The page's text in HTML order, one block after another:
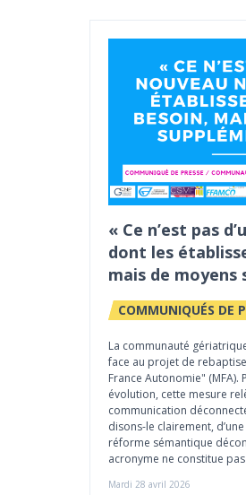
« Ce n’est pas
dont les
mais de moyens
COMMUNIQUÉS DE
La communauté
face au projet de
France Autonomie" (MFA).
évolution, cette mesure
communication
disons-le clairement,
réforme sémantique
acronyme ne constitue
Mardi 28 avril 2026